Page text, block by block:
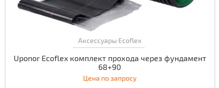
Аксессуары Ecoflex
Uponor Ecoflex комплект прохода через фундамент
68+90
Цена по запросу